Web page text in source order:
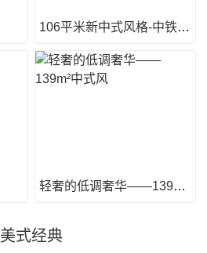
106平米新中式风格-中铁华侨城和园
轻奢的低调奢华——139m²中式风
美式经典